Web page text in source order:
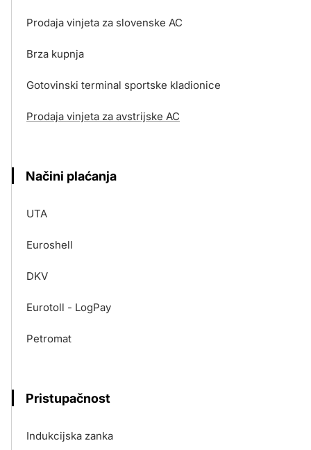
Prodaja vinjeta za slovenske AC
Brza kupnja
Gotovinski terminal sportske kladionice
Prodaja vinjeta za avstrijske AC
Načini plaćanja
UTA
Euroshell
DKV
Eurotoll - LogPay
Petromat
Pristupačnost
Indukcijska zanka